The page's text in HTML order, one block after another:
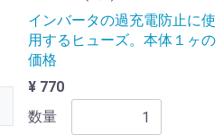
インバータの過充電防止に使
用するヒューズ。本体１ヶの
価格
¥ 770
数量